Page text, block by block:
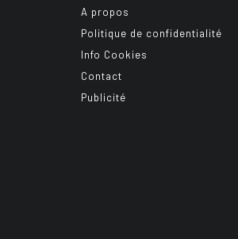
A propos
Politique de confidentialité
Info Cookies
Contact
Publicité